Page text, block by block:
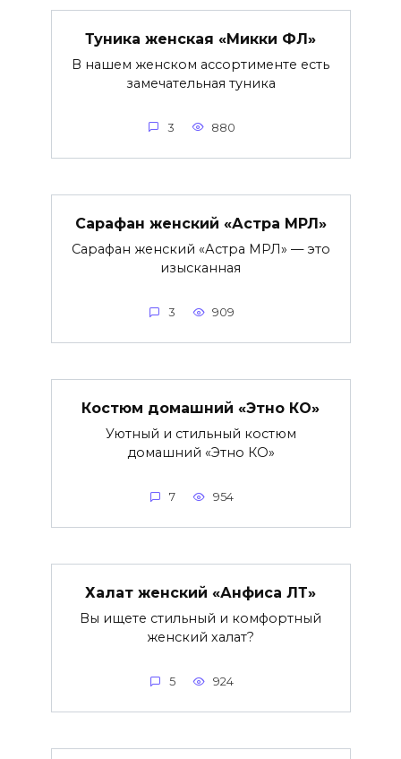
Туника женская «Микки ФЛ»
В нашем женском ассортименте есть
замечательная туника
3 880
Сарафан женский «Астра МРЛ»
Сарафан женский «Астра МРЛ» — это
изысканная
3 909
Костюм домашний «Этно КО»
Уютный и стильный костюм
домашний «Этно КО»
7 954
Халат женский «Анфиса ЛТ»
Вы ищете стильный и комфортный
женский халат?
5 924